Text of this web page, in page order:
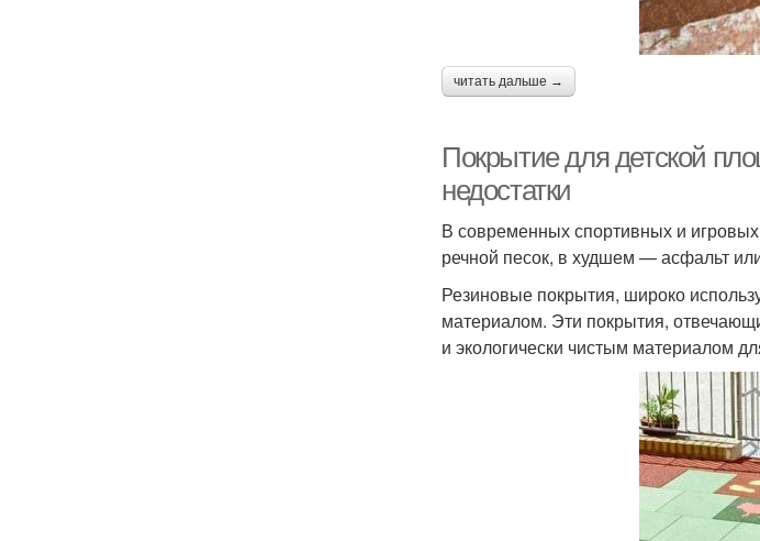
читать дальше →
Покрытие для детской
недостатки
В современных спортивных и
речной песок, в худшем — асфальт
Резиновые покрытия, широко
материалом. Эти покрытия,
и экологически чистым материалом